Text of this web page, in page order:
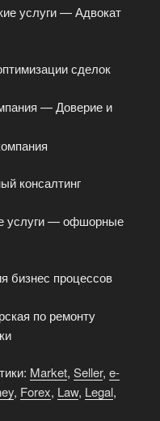
услуги — Адвокат
сделок
— Доверие и
консалтинг
услуги — офшорные
бизнес процессов
по ремонту
Market, Seller, e-
, Forex, Law, Legal,